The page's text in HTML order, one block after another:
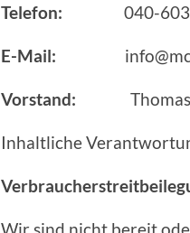
Telefon: 040-
E-Mail:
Vorstand: Thomas
Inhaltliche
Wir sind nicht bereit